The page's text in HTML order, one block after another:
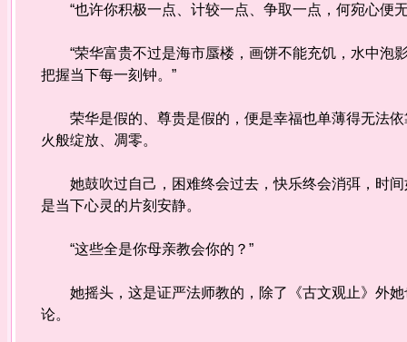
“也许你积极一点、计较一点、争取一点，何宛心便
“荣华富贵不过是海市蜃楼，画饼不能充饥，水中泡
把握当下每一刻钟。”
荣华是假的、尊贵是假的，便是幸福也单薄得无法依
火般绽放、凋零。
她鼓吹过自己，困难终会过去，快乐终会消弭，时间
是当下心灵的片刻安静。
“这些全是你母亲教会你的？”
她摇头，这是证严法师教的，除了《古文观止》外她
论。